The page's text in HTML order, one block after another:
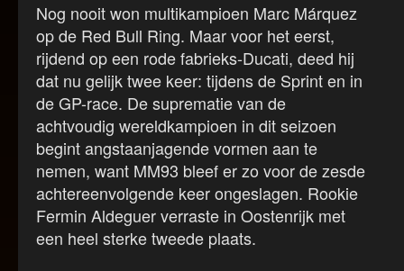
Nog nooit won multikampioen Marc Márquez
op de Red Bull Ring. Maar voor het eerst,
rijdend op een rode fabrieks-Ducati, deed hij
dat nu gelijk twee keer: tijdens de Sprint en in
de GP-race. De suprematie van de
achtvoudig wereldkampioen in dit seizoen
begint angstaanjagende vormen aan te
nemen, want MM93 bleef er zo voor de zesde
achtereenvolgende keer ongeslagen. Rookie
Fermin Aldeguer verraste in Oostenrijk met
een heel sterke tweede plaats.